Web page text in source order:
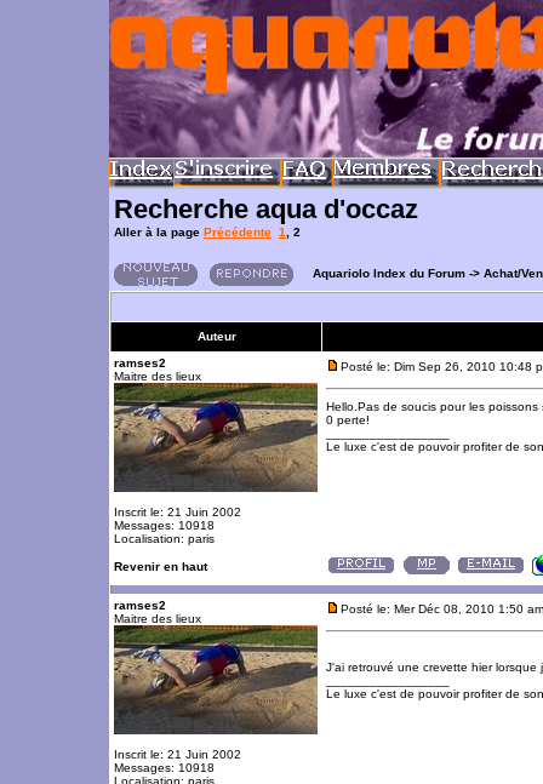
Recherche aqua d'occaz
Aller à la page Précédente 1 2
Aquariolo Index du Forum -> Achat/
Auteur
ramses2
Maitre des lieux
Inscrit le: 21 Juin 2002
Messages: 10918
Localisation: paris
Posté le: Dim Sep 26, 2010 10:48
Hello.Pas de soucis pour les
0 perte!
Le luxe c'est de pouvoir profiter de
Revenir en haut
ramses2
Maitre des lieux
Inscrit le: 21 Juin 2002
Messages: 10918
Localisation: paris
Posté le: Mer Déc 08, 2010 1:50 am
J'ai retrouvé une crevette hier
Le luxe c'est de pouvoir profiter de